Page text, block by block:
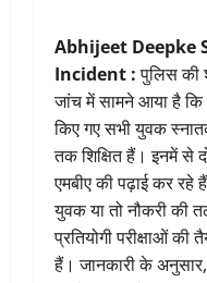
Abhijeet Deepke
Incident :पुलिस
जांच में सामने आया है कि
किए गए सभी युवक
तक शिक्षित हैं। इनमें से
एमबीए की पढ़ाई कर रहे
युवक या तो नौकरी की
प्रतियोगी परीक्षाओं की
हैं। जानकारी के